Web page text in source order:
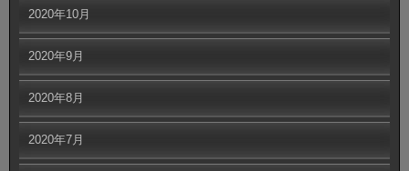
2020年10月
2020年9月
2020年8月
2020年7月